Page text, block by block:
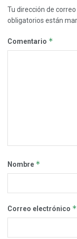
Tu dirección de
obligatorios están
Comentario *
Nombre *
Correo electrónico *